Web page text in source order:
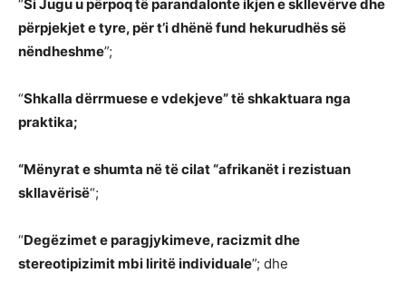
“Si Jugu u përpoq të parandalonte ikjen e skllevërve dhe
përpjekjet e tyre, për t’i dhënë fund hekurudhës së
nëndheshme”;
“Shkalla dërrmuese e vdekjeve” të shkaktuara nga
praktika;
“Mënyrat e shumta në të cilat “afrikanët i rezistuan
skllavërisë“;
“Degëzimet e paragjykimeve, racizmit dhe
stereotipizimit mbi liritë individuale”; dhe